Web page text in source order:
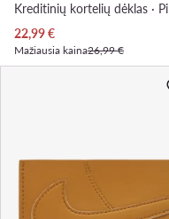
Dabartinė kaina
22,99€
Mažiausia kaina26,99 €